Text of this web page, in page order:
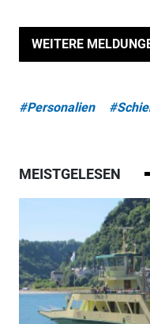
WEITERE
#Personalien
MEISTGELESEN